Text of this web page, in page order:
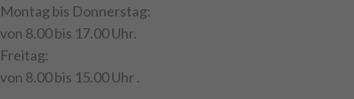
Montag bis Donnerstag:
von 8.00 bis 17.00 Uhr.
Freitag:
von 8.00 bis 15.00 Uhr .